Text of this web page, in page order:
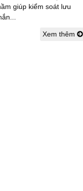
giúp kiểm soát lưu
Xem thêm